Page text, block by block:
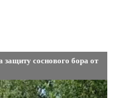
защиту соснового бора от